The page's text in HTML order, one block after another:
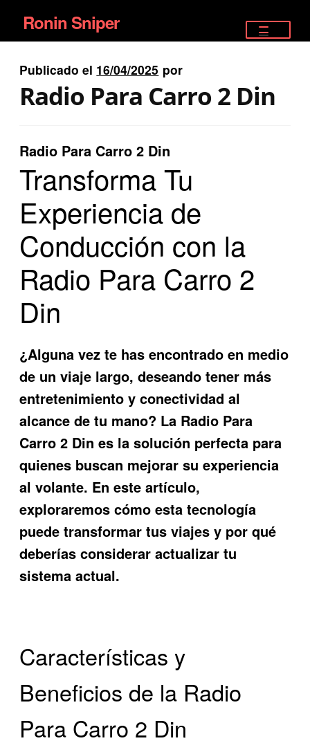
Ir
a
la
navegación
Ir
al
contenido
Ronin Sniper
EQUIPAMIENTO ÉLITE
RIFLES DEPORTIVOS
SATELITALES
Publicado el 16/04/2025 por
Radio Para Carro 2 Din
Radio Para Carro 2 Din
Transforma Tu
Experiencia de
Conducción con la
Radio Para Carro 2
Din
¿Alguna vez te has encontrado en medio
de un viaje largo, deseando tener más
entretenimiento y conectividad al
alcance de tu mano? La Radio Para
Carro 2 Din es la solución perfecta para
quienes buscan mejorar su experiencia
al volante. En este artículo,
exploraremos cómo esta tecnología
puede transformar tus viajes y por qué
deberías considerar actualizar tu
sistema actual.
Características y
Beneficios de la Radio
Para Carro 2 Din